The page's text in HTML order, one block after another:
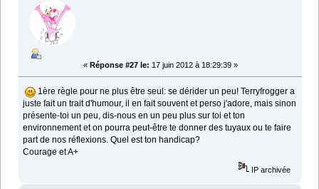
« Réponse #27 le: 17 juin 2012 à 18:29:39 »
1ère règle pour ne plus être seul: se dérider un peu! Terryfrogger a
juste fait un trait d'humour, il en fait souvent et perso j'adore, mais sinon
présente-toi un peu, dis-nous en un peu plus sur toi et ton
environnement et on pourra peut-être te donner des tuyaux ou te faire
part de nos réflexions. Quel est ton handicap?
Courage et A+
IP archivée